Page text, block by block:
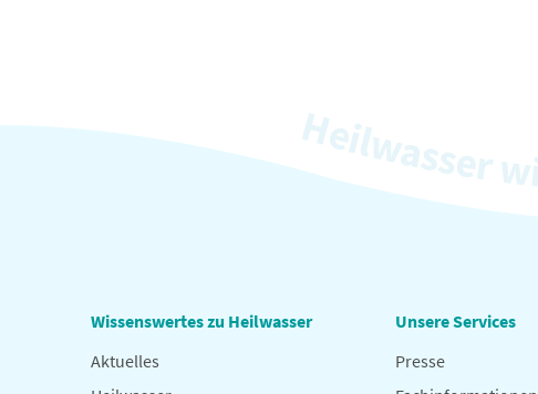
Wissenswertes zu Heilwasser
Aktuelles
Unsere Services
Presse